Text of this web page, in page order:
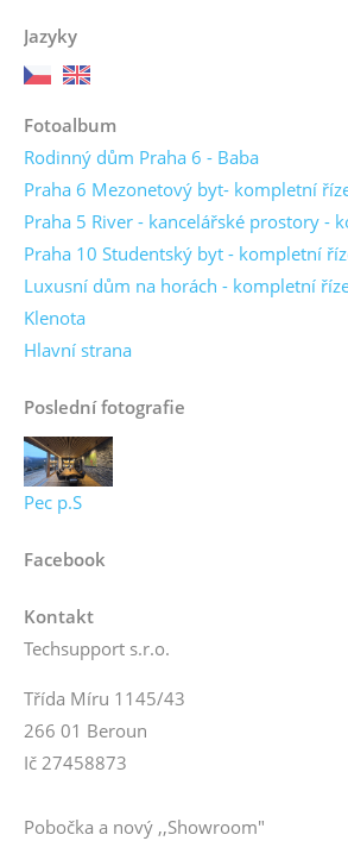
Jazyky
Fotoalbum
Rodinný dům Praha 6 - Baba
Praha 6 Mezonetový byt- kompletní
Praha 5 River - kancelářské prostory -
Praha 10 Studentský byt - kompletní
Luxusní dům na horách - kompletní
Klenota
Hlavní strana
Poslední fotografie
Pec p.S
Facebook
Kontakt
Techsupport s.r.o.
Třída Míru 1145/43
266 01 Beroun
Ič 27458873
Pobočka a nový ,,Showroom"